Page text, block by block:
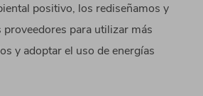
positivo, los rediseñamos y
para utilizar más
y adoptar el uso de energías